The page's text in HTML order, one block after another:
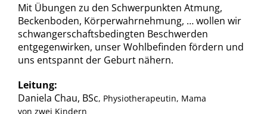
Mit Übungen zu den Schwerpunkten Atmung,
Beckenboden, Körperwahrnehmung, … wollen wir
schwangerschaftsbedingten Beschwerden
entgegenwirken, unser Wohlbefinden fördern und
uns entspannt der Geburt nähern.
Leitung:
Daniela Chau, BSc, Physiotherapeutin, Mama
von zwei Kindern